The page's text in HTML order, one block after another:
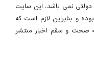
نمی باشد، این سایت
و بنابراین لازم است که
صحت و سقم اخبار منتشر